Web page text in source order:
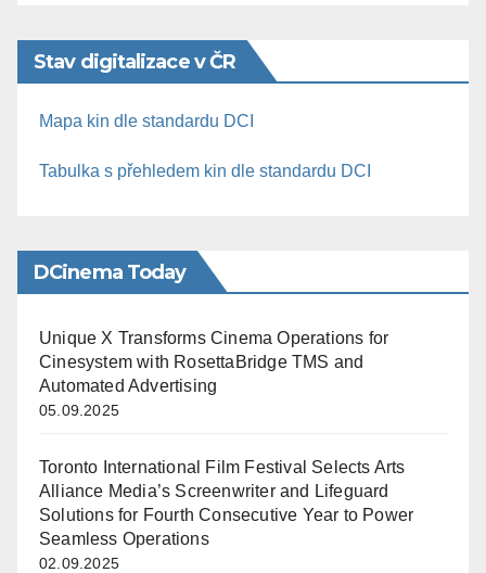
Stav digitalizace v ČR
Mapa kin dle standardu DCI
Tabulka s přehledem kin dle standardu DCI
DCinema Today
Unique X Transforms Cinema Operations for
Cinesystem with RosettaBridge TMS and
Automated Advertising
05.09.2025
Toronto International Film Festival Selects Arts
Alliance Media’s Screenwriter and Lifeguard
Solutions for Fourth Consecutive Year to Power
Seamless Operations
02.09.2025